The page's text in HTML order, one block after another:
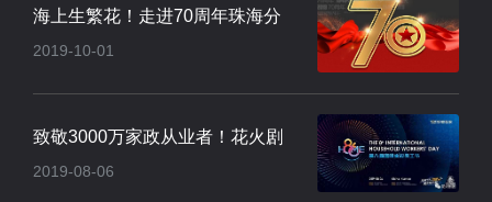
海上生繁花！走进70周年珠海分
会场焰火晚会..
2019-10-01
致敬3000万家政从业者！花火剧
团点亮厦门集..
2019-08-06